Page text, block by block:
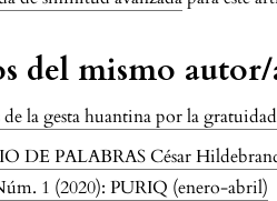
del mismo
de la gesta huantina por la
DE PALABRAS César
1 (2020): PURIQ (enero-abril)